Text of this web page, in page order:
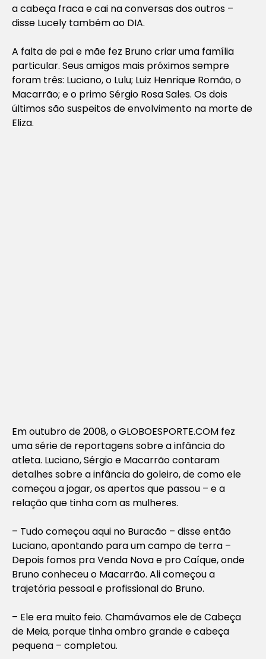
a cabeça fraca e cai na conversas dos outros –
disse Lucely também ao DIA.
A falta de pai e mãe fez Bruno criar uma família
particular. Seus amigos mais próximos sempre
foram três: Luciano, o Lulu; Luiz Henrique Romão, o
Macarrão; e o primo Sérgio Rosa Sales. Os dois
últimos são suspeitos de envolvimento na morte de
Eliza.
Em outubro de 2008, o GLOBOESPORTE.COM fez
uma série de reportagens sobre a infância do
atleta. Luciano, Sérgio e Macarrão contaram
detalhes sobre a infância do goleiro, de como ele
começou a jogar, os apertos que passou – e a
relação que tinha com as mulheres.
– Tudo começou aqui no Buracão – disse então
Luciano, apontando para um campo de terra –
Depois fomos pra Venda Nova e pro Caíque, onde
Bruno conheceu o Macarrão. Ali começou a
trajetória pessoal e profissional do Bruno.
– Ele era muito feio. Chamávamos ele de Cabeça
de Meia, porque tinha ombro grande e cabeça
pequena – completou.